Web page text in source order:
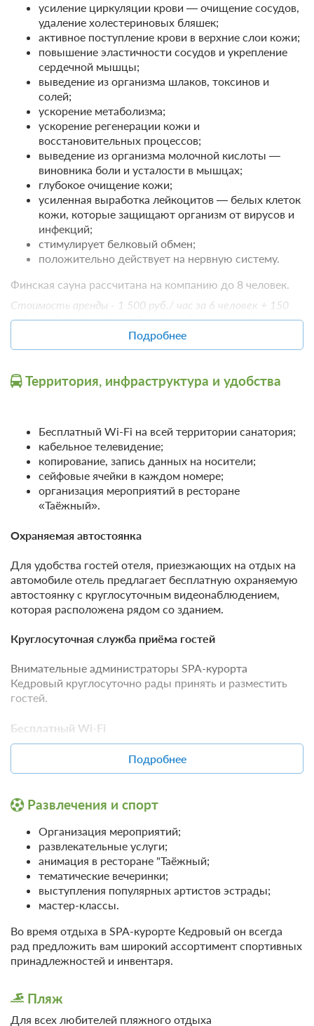
АКЦИЯ -10%: Проживание, завтрак
"комплекс"
Требуется предоплата
от 9 135
ЗА НОЧЬ ДЛЯ 1 ГОСТЯ
Забронировать
Апартаменты 2-местный 2-комнатный
"комплекс"
Требуется предоплата
от 11 070
ЗА НОЧЬ ДЛЯ 1 ГОСТЯ
Забронировать
Бильярд
Зимний спорт
Лыжи
Пляжный отдых
Пляж
Пляжный инвентарь
Пляжная мебель / Лежаки и
зонтики
оздоровительные
услуги
Лечебно-профилактические
программы
Скандинавская ходьба
усиление циркуляции крови — очищение сосудов,
удаление холестериновых бляшек;
активное поступление крови в верхние слои кожи;
повышение эластичности сосудов и укрепление
сердечной мышцы;
выведение из организма шлаков, токсинов и
солей;
ускорение метаболизма;
ускорение регенерации кожи и
восстановительных процессов;
выведение из организма молочной кислоты —
виновника боли и усталости в мышцах;
глубокое очищение кожи;
усиленная выработка лейкоцитов — белых клеток
кожи, которые защищают организм от вирусов и
инфекций;
стимулирует белковый обмен;
положительно действует на нервную систему.
Финская сауна рассчитана на компанию до 8 человек.
Стоимость аренды - 1 500 руб./ час за 6 человек + 150
руб./час доплата за каждого последующего гостя.
Подробнее
Территория, инфраструктура и удобства
Бесплатный Wi-Fi на всей территории санатория;
кабельное телевидение;
копирование, запись данных на носители;
сейфовые ячейки в каждом номере;
организация мероприятий в ресторане
«Таёжный».
Охраняемая автостоянка
Для удобства гостей отеля, приезжающих на отдых на
автомобиле отель предлагает бесплатную охраняемую
автостоянку с круглосуточным видеонаблюдением,
которая расположена рядом со зданием.
Круглосуточная служба приёма гостей
Внимательные администраторы SPA-курорта
Кедровый круглосуточно рады принять и разместить
гостей.
Бесплатный Wi-Fi
На всей территории SPA-курорта Кедровый доступен
интернет через сеть Wi-Fi без ограничений. Во время
удобно для деловых поездок и вы сможете делиться
своими впечатлениями об отдыхе.
Кабельное TV
Номерной фонд SPA-курорта Кедровый оснащён
плазменными панелями и трансляцией качественного,
многоканального кабельного телевидения. Для вас
Мини-прачечная
услуги индивидуальной стирки и погладить одежду.
Подробнее
Развлечения и спорт
Организация мероприятий;
развлекательные услуги;
анимация в ресторане "Таёжный;
тематические вечеринки;
выступления популярных артистов эстрады;
мастер-классы.
Во время отдыха в SPA-курорте Кедровый он всегда
рад предложить вам широкий ассортимент спортивных
принадлежностей и инвентаря.
Пляж
Для всех любителей пляжного отдыха